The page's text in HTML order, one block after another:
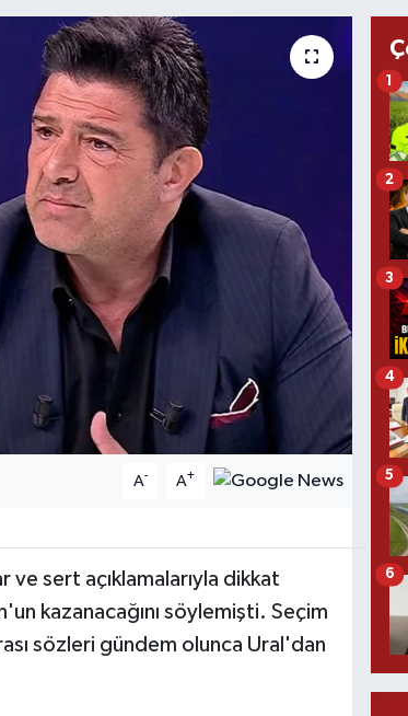
A- A+
ve sert açıklamalarıyla dikkat
kazanacağını söylemişti. Seçim
sözleri gündem olunca Ural'dan
1
2
3
4
5
6